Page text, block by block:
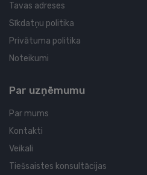
Tavas adreses
Sīkdatņu politika
Privātuma politika
Noteikumi
Par uzņēmumu
Par mums
Kontakti
Veikali
Tiešsaistes konsultācijas